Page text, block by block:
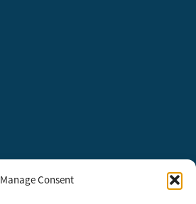
Manage Consent